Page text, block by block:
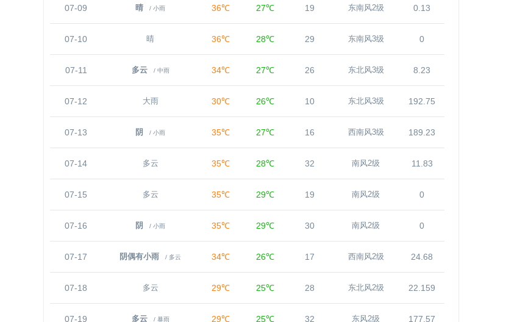
07-09 晴 / 小雨 36℃ 27℃ 19 东南风2级 0.13
07-10 晴 36℃ 28℃ 29 东南风3级 0
07-11 多云 / 中雨 34℃ 27℃ 26 东北风3级 8.23
07-12 大雨 30℃ 26℃ 10 东北风3级 192.75
07-13 阴 / 小雨 35℃ 27℃ 16 西南风3级 189.23
07-14 多云 35℃ 28℃ 32 南风2级 11.83
07-15 多云 35℃ 29℃ 19 南风2级 0
07-16 阴 / 小雨 35℃ 29℃ 30 南风2级 0
07-17 阴偶有小雨 / 多云 34℃ 26℃ 17 西南风2级 24.68
07-18 多云 29℃ 25℃ 28 东北风2级 22.159
07-19 多云 / 暴雨 29℃ 25℃ 32 东风2级 177.57